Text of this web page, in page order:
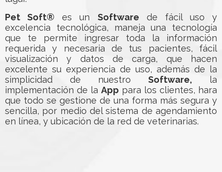
Pet Soft® es un Software de fácil uso y
excelencia tecnológica, maneja una tecnología
que te permite ingresar toda la información
requerida y necesaria de tus pacientes, fácil
visualización y datos de carga, que hacen
excelente su experiencia de uso, además de la
simplicidad de nuestro Software, la
implementación de la App para los clientes, hara
que todo se gestione de una forma más segura y
sencilla, por medio del sistema de agendamiento
en línea, y ubicación de la red de veterinarias.